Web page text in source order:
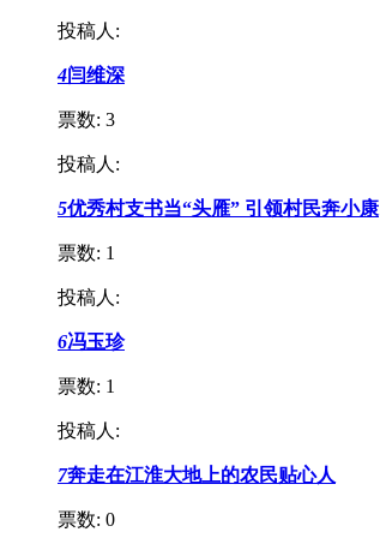
投稿人:
4闫维深
票数: 3
投稿人:
5优秀村支书当“头雁” 引领村民奔小康
票数: 1
投稿人:
6冯玉珍
票数: 1
投稿人:
7奔走在江淮大地上的农民贴心人
票数: 0